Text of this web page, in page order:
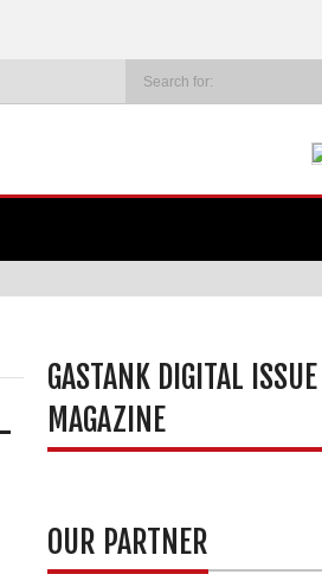
GASTANK DIGITAL ISSUE
MAGAZINE
OUR PARTNER